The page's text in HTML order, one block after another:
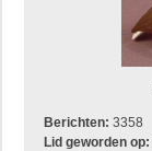
Berichten: 3358
Lid geworden op: